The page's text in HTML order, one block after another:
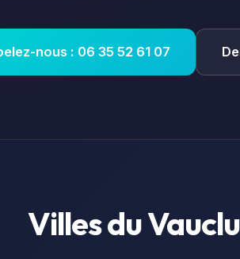
nous : 06 35 52 61 07
Villes du